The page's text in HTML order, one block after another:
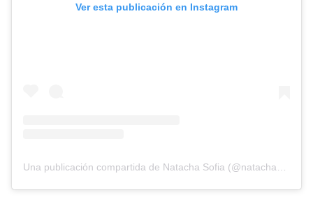
Ver esta publicación en Instagram
Una publicación compartida de Natacha Sofia (@natachasofiaoficial)